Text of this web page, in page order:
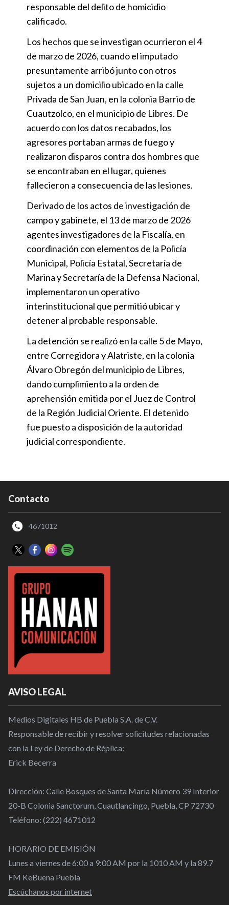
responsable del delito de homicidio
calificado.
Los hechos que se investigan ocurrieron el 4
de marzo de 2026, cuando el imputado
presuntamente arribó junto con otros
sujetos a un domicilio ubicado en la calle
Privada de San Juan, en la colonia Barrio de
Cuautzolco, en el municipio de Libres. De
acuerdo con los datos recabados, los
agresores portaban armas de fuego y
realizaron disparos contra dos hombres que
se encontraban en el lugar, quienes
fallecieron a consecuencia de las lesiones.
Derivado de los actos de investigación de
campo y gabinete, el 13 de marzo de 2026
agentes investigadores de la Fiscalía, en
coordinación con elementos de la Policía
Municipal, Policía Estatal, Secretaría de
Marina y Secretaría de la Defensa Nacional,
implementaron un operativo
interinstitucional que permitió ubicar y
detener al probable responsable.
La detención se realizó en la calle 5 de Mayo,
entre Corregidora y Alatriste, en la colonia
Álvaro Obregón del municipio de Libres,
dando cumplimiento a la orden de
aprehensión emitida por el Juez de Control
de la Región Judicial Oriente. El detenido
fue puesto a disposición de la autoridad
judicial correspondiente.
Contacto
4671012
AVISO LEGAL
Medios Digitales HB de Puebla S.A. de C.V.
Responsable de recibir y resolver solicitudes relacionadas
con la Ley de Derecho de Réplica:
Erick Becerra
Dirección: Calle Bosques de Santa María Número 39 Interior
20-B Colonia Sanctorum, Cuautlancingo, Puebla, CP 72730
Teléfono: (222) 4671012
HORARIO DE EMISIÓN
Lunes a viernes de 6:00 a 9:00 AM por la 1010 AM y la 89.7
FM KeBuena Puebla
Escúchanos por internet